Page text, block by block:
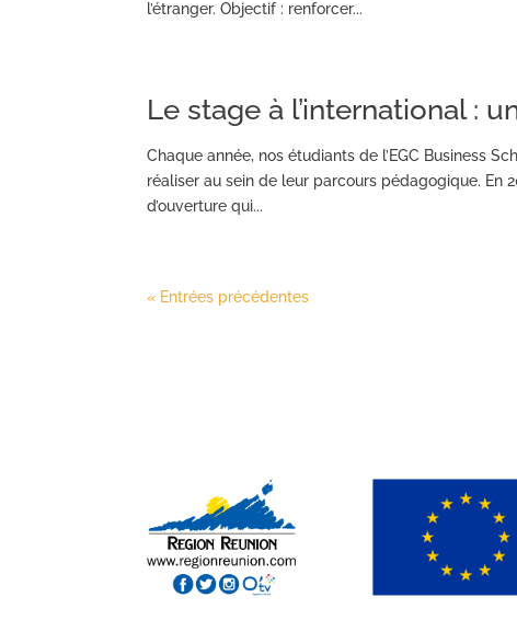
l’étranger. Objectif : renforcer...
Le stage à l’international :
Chaque année, nos étudiants de l’EGC Business
réaliser au sein de leur parcours pédagogique. En
d’ouverture qui...
« Entrées précédentes